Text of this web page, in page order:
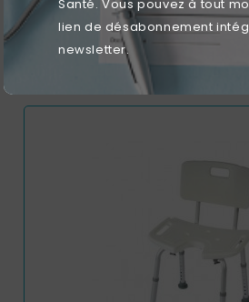
Santé. Vous pouvez à tout
lien de désabonnement
newsletter.
Prix
63,07 €